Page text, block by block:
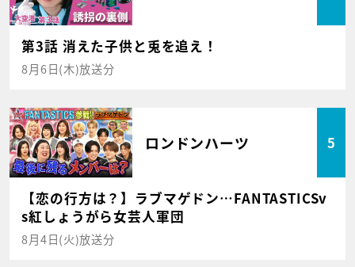
第3話 消えた子供と兎を追え！
8月6日(木)放送分
ロンドンハーツ 5
【恋の行方は？】ラブマゲドン…FANTASTICSv
s紅しょうがら女芸人軍団
8月4日(火)放送分